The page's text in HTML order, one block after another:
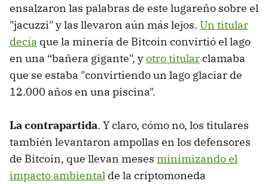
ensalzaron las palabras de este lugareño sobre el
"jacuzzi" y las llevaron aún más lejos. Un titular
decía que la minería de Bitcoin convirtió el lago
en una “bañera gigante", yotro titularclamaba
que se estaba "convirtiendo un lago glaciar de
12.000 años en una piscina".
La contrapartida. Y claro, cómo no, los titulares
también levantaron ampollas en los defensores
de Bitcoin, que llevan meses minimizando el
impacto ambiental de la criptomoneda